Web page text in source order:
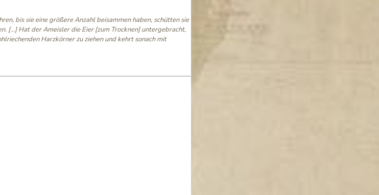
bis sie eine größere Anzahl beisammen haben, schütten sie
[…] Hat der Ameisler die Eier [zum Trocknen] untergebracht,
Harzkörner zu ziehen und kehrt sonach mit